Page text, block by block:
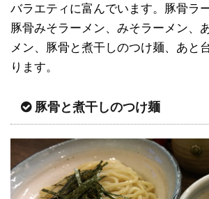
バラエティに富んでいます。豚骨ラ
豚骨みそラーメン、みそラーメン、
メン、豚骨と煮干しのつけ麺、あと
ります。
豚骨と煮干しのつけ麺